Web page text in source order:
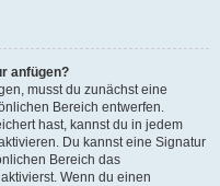
anfügen?
musst du zunächst eine
Bereich entwerfen.
hast, kannst du in jedem
Du kannst eine Signatur
Bereich das
Wenn du einen